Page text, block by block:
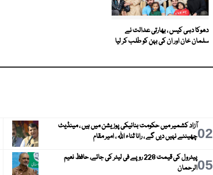
دھوکا دہی کیس ، بھارتی عدالت نے
سلمان خان اور ان کی بہن کو طلب کر لیا
02آزاد کشمیر میں حکومت بنانیکی پوزیشن میں ہیں ، مینڈیٹ
چھیننے نہیں دیں گے ، رانا ثناء اللہ ، امیر مقام
05
پیٹرول کی قیمت 228 روپے فی لیٹر کی جائے، حافظ نعیم
الرحمان